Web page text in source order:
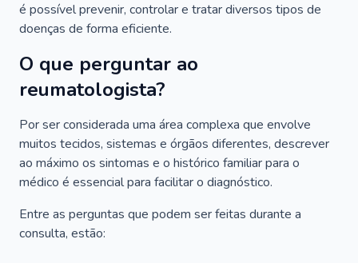
é possível prevenir, controlar e tratar diversos tipos de
doenças de forma eficiente.
O que perguntar ao
reumatologista?
Por ser considerada uma área complexa que envolve
muitos tecidos, sistemas e órgãos diferentes, descrever
ao máximo os sintomas e o histórico familiar para o
médico é essencial para facilitar o diagnóstico.
Entre as perguntas que podem ser feitas durante a
consulta, estão: